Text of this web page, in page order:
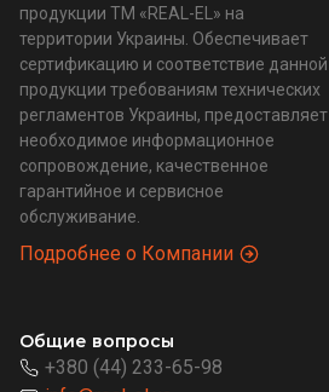
продукции ТМ «REAL-EL» на
территории Украины. Обеспечивает
сертификацию и соответствие данной
продукции требованиям технических
регламентов Украины, предоставляет
необходимое информационное
сопровождение, качественное
гарантийное и сервисное
обслуживание.
Подробнее о Компании
Общие вопросы
+380 (44) 233-65-98